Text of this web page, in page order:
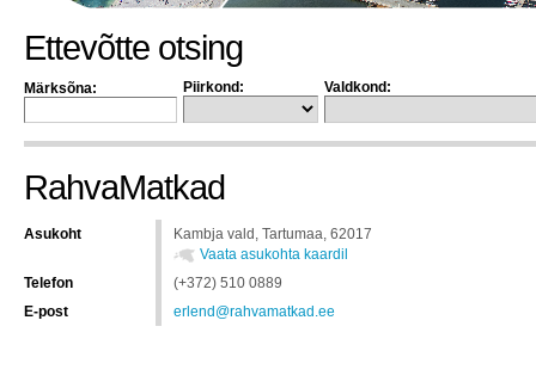
Ettevõtte otsing
Märksõna: Piirkond: Valdkond:
RahvaMatkad
Asukoht
Kambja vald, Tartumaa, 62017
Vaata asukohta kaardil
Telefon
(+372) 510 0889
E-post
erlend@rahvamatkad.ee